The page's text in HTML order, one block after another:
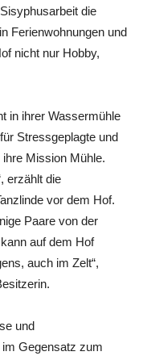
die
Ferienwohnungen und
nicht nur Hobby,
in ihrer Wassermühle
Stressgeplagte und
Mission Mühle.
erzählt die
vor dem Hof.
Paare von der
auf dem Hof
auch im Zelt“,
und
Gegensatz zum